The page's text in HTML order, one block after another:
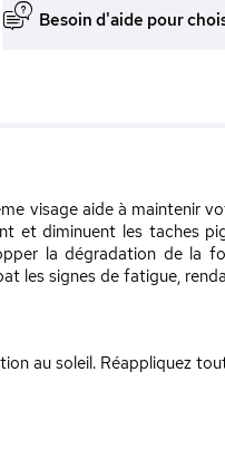
Besoin d'aide pour
visage aide à maintenir
et diminuent les taches
la dégradation de la
les signes de fatigue,
au soleil. Réappliquez